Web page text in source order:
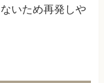
いため再発しや